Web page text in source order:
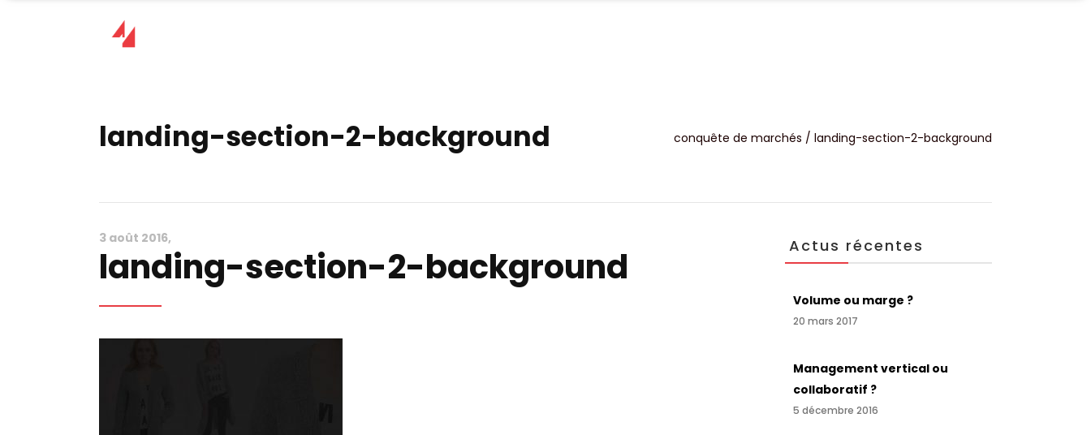
landing-section-2-background conquête de marchés / landing-section-2-background
3 août 2016
landing-section-2-background Actus récentes
Volume ou marge ?
20 mars 2017
Management vertical ou
collaboratif ?
5 décembre 2016